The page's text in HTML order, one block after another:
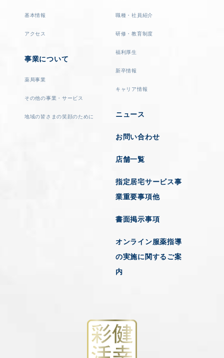
基本情報
アクセス
事業について
薬局事業
その他の事業・サービス
地域の皆さまの笑顔のために
職種・社員紹介
研修・教育制度
福利厚生
新卒情報
キャリア情報
ニュース
お問い合わせ
店舗一覧
指定居宅サービス事
業重要事項他
書面掲示事項
オンライン服薬指導
の実施に関するご案
内